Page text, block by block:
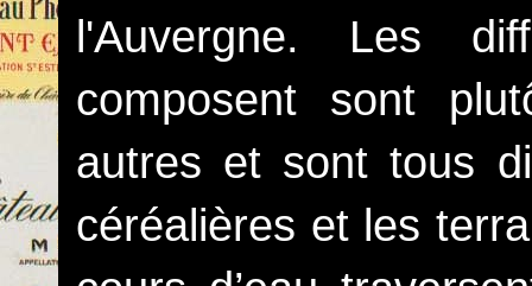
l'Auvergne. Les
composent sont
autres et sont tous
céréalières et les